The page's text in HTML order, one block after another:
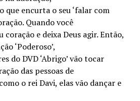
que encurta o seu ‘falar com
Quando você
coração e deixa Deus agir. Então,
‘Poderoso’,
do DVD ‘Abrigo’ vão tocar
das pessoas de
o rei Davi, elas vão dançar e